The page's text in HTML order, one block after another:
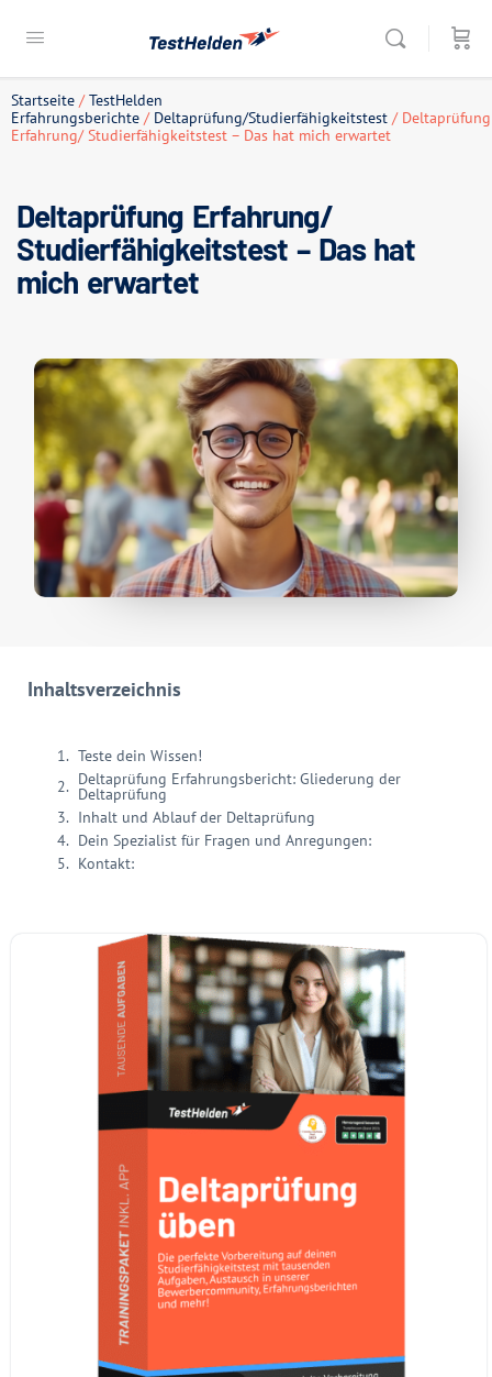
Startseite /TestHelden
Erfahrungsberichte / Deltaprüfung/Studierfähigkeitstest / Deltaprüfung
Erfahrung/ Studierfähigkeitstest – Das hat mich erwartet
Deltaprüfung Erfahrung/
Studierfähigkeitstest – Das hat
mich erwartet
Inhaltsverzeichnis
Teste dein Wissen!
Deltaprüfung Erfahrungsbericht: Gliederung der
Deltaprüfung
Inhalt und Ablauf der Deltaprüfung
Dein Spezialist für Fragen und Anregungen:
Kontakt: